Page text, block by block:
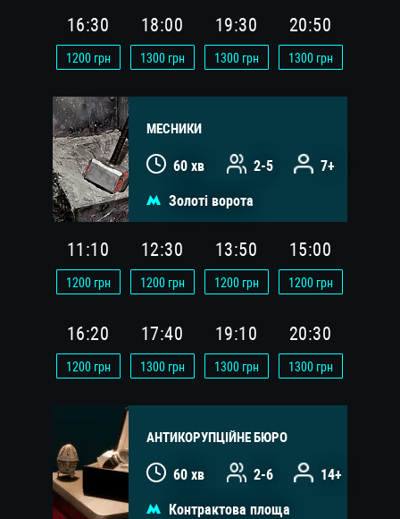
16:30
1200грн
18:00
1300грн
19:30
1300грн
20:50
1300грн
МЕСНИКИ
60 хв 2-5 7+
Золоті ворота
11:10
1200грн
12:30
1200грн
13:50
1200грн
15:00
1200грн
16:20
1200грн
17:40
1300грн
19:10
1300грн
20:30
1300грн
АНТИКОРУПЦІЙНЕ БЮРО
60 хв 2-6 14+
Контрактова площа